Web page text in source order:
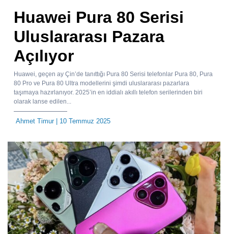
Huawei Pura 80 Serisi
Uluslararası Pazara
Açılıyor
Huawei, geçen ay Çin’de tanıttığı Pura 80 Serisi telefonlar Pura 80, Pura
80 Pro ve Pura 80 Ultra modellerini şimdi uluslararası pazarlara
taşımaya hazırlanıyor. 2025’in en iddialı akıllı telefon serilerinden biri
olarak lanse edilen...
Ahmet Timur| 10 Temmuz 2025